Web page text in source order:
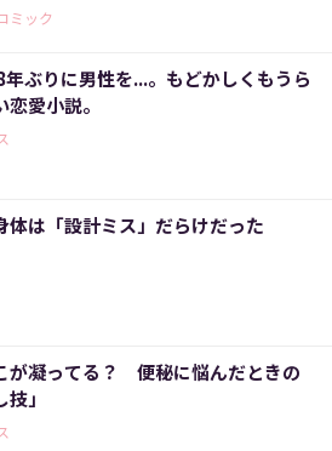
ミック
ぶりに男性を...。もどかしくもうら
愛小説。
体は「設計ミス」だらけだった
が凝ってる？ 便秘に悩んだときの
技」